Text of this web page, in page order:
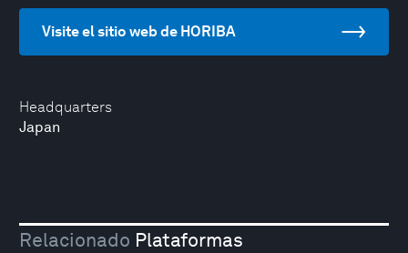
Headquarters
Japan
Visite el sitio web de HORIBA
Relacionado Plataformas